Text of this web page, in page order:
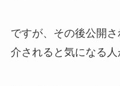
ですが、その後公開
介されると気になる人